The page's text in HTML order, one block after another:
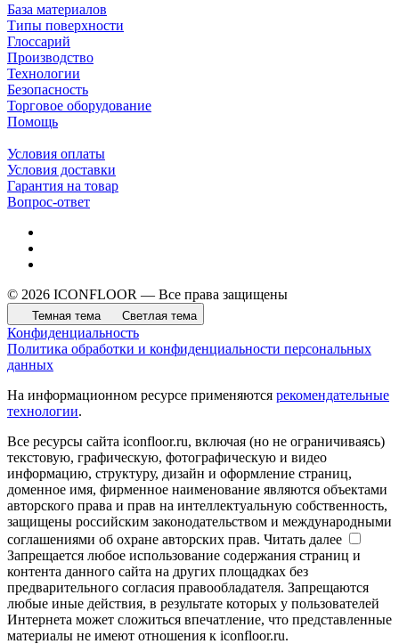
База материалов
Типы поверхности
Глоссарий
Производство
Технологии
Безопасность
Торговое оборудование
Помощь
Условия оплаты
Условия доставки
Гарантия на товар
Вопрос-ответ
© 2026 ICONFLOOR — Все права защищены
Темная тема Светлая тема
Конфиденциальность
Политика обработки и конфиденциальности персональных
данных
На информационном ресурсе применяются рекомендательные
технологии.
Все ресурсы сайта iconfloor.ru, включая (но не ограничиваясь)
текстовую, графическую, фотографическую и видео
информацию, структуру, дизайн и оформление страниц,
доменное имя, фирменное наименование являются объектами
авторского права и прав на интеллектуальную собственность,
защищены российским законодательством и международными
соглашениями об охране авторских прав. Читать далее
Запрещается любое использование содержания страниц и
контента данного сайта на других площадках без
предварительного согласия правообладателя. Запрещаются
любые иные действия, в результате которых у пользователей
Интернета может сложиться впечатление, что представленные
материалы не имеют отношения к iconfloor.ru.